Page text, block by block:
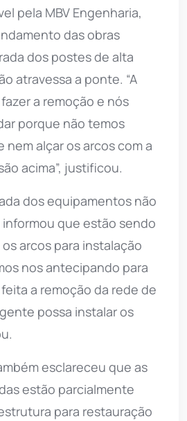
pela MBV Engenharia,
das obras
dos postes de alta
atravessa a ponte. “A
a remoção e nós
porque não temos
nem alçar os arcos com a
acima”, justificou.
dos equipamentos não
que estão sendo
arcos para instalação
nos antecipando para
a remoção da rede de
possa instalar os
esclareceu que as
estão parcialmente
para restauração